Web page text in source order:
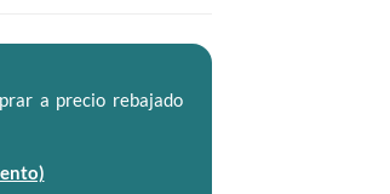
a precio rebajado